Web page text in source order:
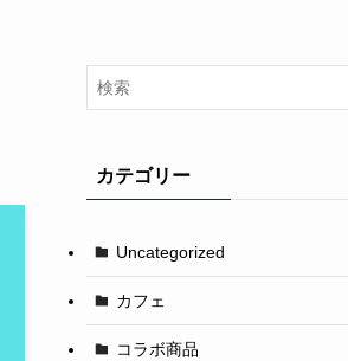
カテゴリー
Uncategorized
カフェ
コラボ商品